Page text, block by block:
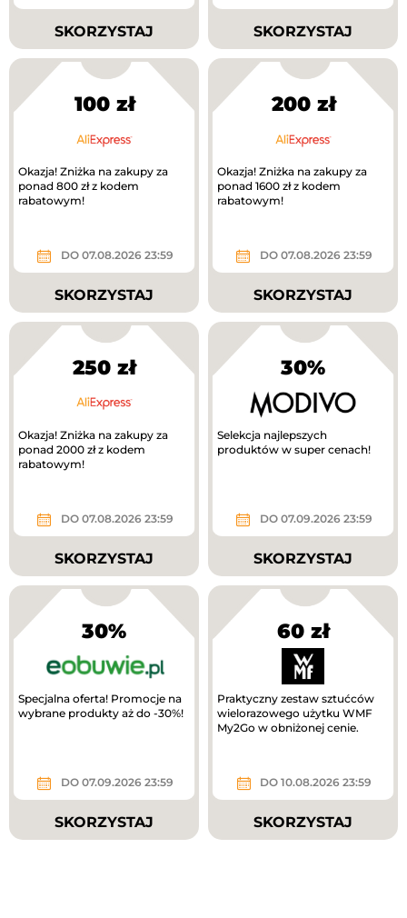
SKORZYSTAJ SKORZYSTAJ
100 zł
Okazja! Zniżka na zakupy za
ponad 800 zł z kodem
rabatowym!
DO 07.08.2026 23:59
SKORZYSTAJ
200 zł
Okazja! Zniżka na zakupy za
ponad 1600 zł z kodem
rabatowym!
DO 07.08.2026 23:59
SKORZYSTAJ
250 zł
Okazja! Zniżka na zakupy za
ponad 2000 zł z kodem
rabatowym!
DO 07.08.2026 23:59
SKORZYSTAJ
30%
Selekcja najlepszych
produktów w super cenach!
DO 07.09.2026 23:59
SKORZYSTAJ
30%
Specjalna oferta! Promocje na
wybrane produkty aż do -30%!
DO 07.09.2026 23:59
SKORZYSTAJ
60 zł
Praktyczny zestaw sztućców
wielorazowego użytku WMF
My2Go w obniżonej cenie.
DO 10.08.2026 23:59
SKORZYSTAJ